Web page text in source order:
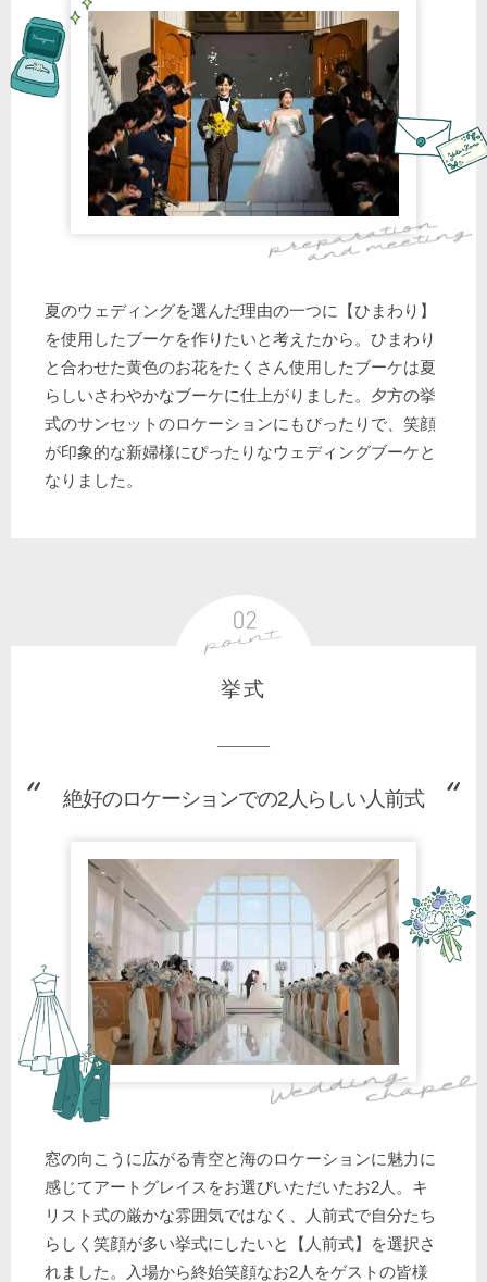
夏のウェディングを選んだ理由の一つに【ひまわり】
を使用したブーケを作りたいと考えたから。ひまわり
と合わせた黄色のお花をたくさん使用したブーケは夏
らしいさわやかなブーケに仕上がりました。夕方の挙
式のサンセットのロケーションにもぴったりで、笑顔
が印象的な新婦様にぴったりなウェディングブーケと
なりました。
挙式
絶好のロケーションでの2人らしい人前式
窓の向こうに広がる青空と海のロケーションに魅力に
感じてアートグレイスをお選びいただいたお2人。キ
リスト式の厳かな雰囲気ではなく、人前式で自分たち
らしく笑顔が多い挙式にしたいと【人前式】を選択さ
れました。入場から終始笑顔なお2人をゲストの皆様